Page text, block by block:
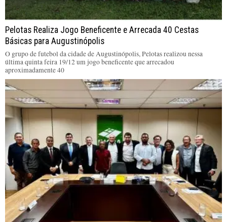
Pelotas Realiza Jogo Beneficente e Arrecada 40 Cestas
Básicas para Augustinópolis
O grupo de futebol da cidade de Augustinópolis, Pelotas realizou nessa
última quinta feira 19/12 um jogo beneficente que arrecadou
aproximadamente 40